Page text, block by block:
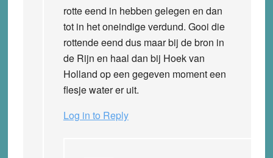
rotte eend in hebben gelegen en dan
tot in het oneindige verdund. Gooi die
rottende eend dus maar bij de bron in
de Rijn en haal dan bij Hoek van
Holland op een gegeven moment een
flesje water er uit.
Log in to Reply